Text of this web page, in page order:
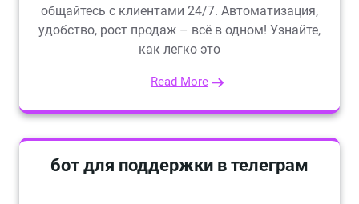
общайтесь с клиентами 24/7. Автоматизация,
удобство, рост продаж – всё в одном! Узнайте,
как легко это
Read More
бот для поддержки в телеграм